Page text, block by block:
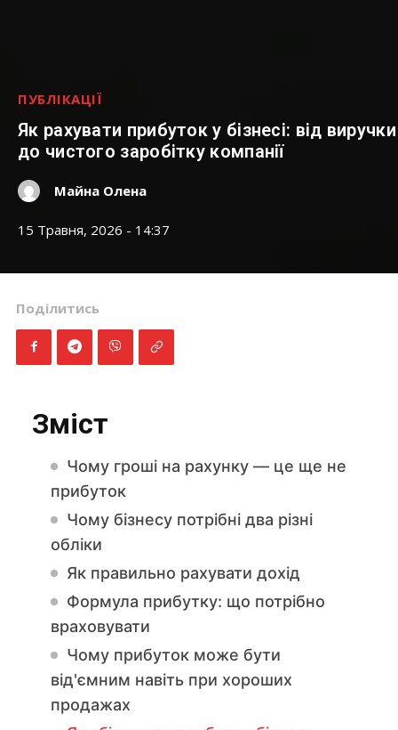
ПУБЛІКАЦІЇ
Як рахувати прибуток у бізнесі: від виручки
до чистого заробітку компанії
Майна Олена
15 Травня, 2026 - 14:37
Поділитись
Зміст
Чому гроші на рахунку — це ще не
прибуток
Чому бізнесу потрібні два різні
обліки
Як правильно рахувати дохід
Формула прибутку: що потрібно
враховувати
Чому прибуток може бути
від'ємним навіть при хороших
продажах